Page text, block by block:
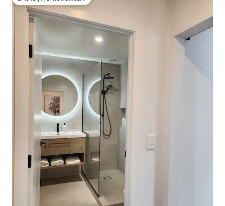
Επιλογή επισκεπτών